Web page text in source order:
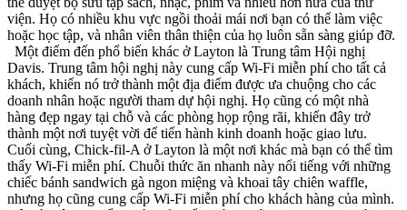
viện. Họ có nhiều khu vực ngồi thoải mái nơi bạn có thể làm việc
hoặc học tập, và nhân viên thân thiện của họ luôn sẵn sàng giúp đỡ.
Một điểm đến phổ biến khác ở Layton là Trung tâm Hội nghị
Davis. Trung tâm hội nghị này cung cấp Wi-Fi miễn phí cho tất cả
khách, khiến nó trở thành một địa điểm được ưa chuộng cho các
doanh nhân hoặc người tham dự hội nghị. Họ cũng có một nhà
hàng đẹp ngay tại chỗ và các phòng họp rộng rãi, khiến đây trở
thành một nơi tuyệt vời để tiến hành kinh doanh hoặc giao lưu.
Cuối cùng, Chick-fil-A ở Layton là một nơi khác mà bạn có thể tìm
thấy Wi-Fi miễn phí. Chuỗi thức ăn nhanh này nổi tiếng với những
chiếc bánh sandwich gà ngon miệng và khoai tây chiên waffle,
nhưng họ cũng cung cấp Wi-Fi miễn phí cho khách hàng của mình.